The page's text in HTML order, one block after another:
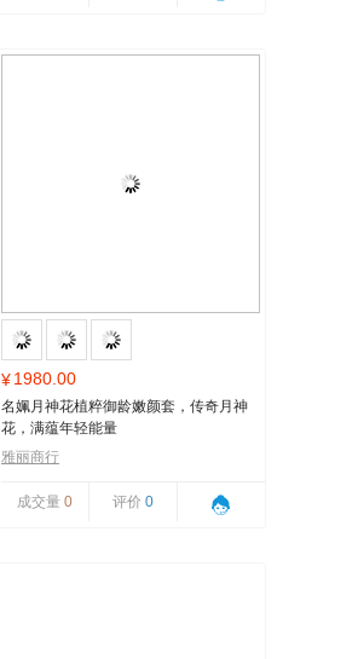
¥1980.00
名姵月神花植粹御龄嫩颜套，传奇月神
花，满蕴年轻能量
雅丽商行
成交量 0 评价 0